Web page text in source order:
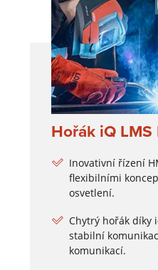
Hořák iQ
Inovativní řízení
flexibilními
osvetlení.
Chytrý hořák díky
stabilní
komunikací.